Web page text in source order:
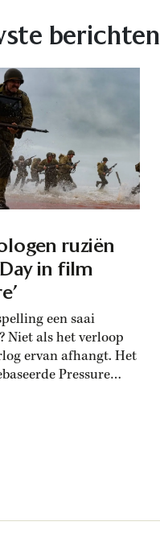
berichten
ruziën
in film
een saai
Niet als het verloop
ervan afhangt. Het
Pressure
meteorologen
was gepland,